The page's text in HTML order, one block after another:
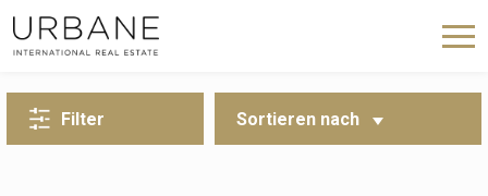
Filter Sortieren nach